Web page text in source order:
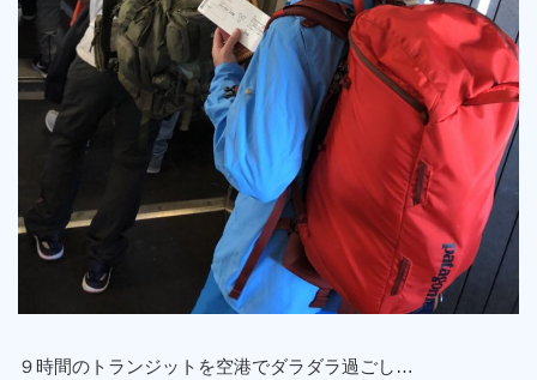
９時間のトランジットを空港でダラダラ過ごし…